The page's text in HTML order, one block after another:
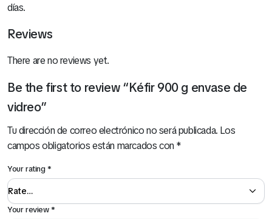
días.
Reviews
There are no reviews yet.
Be the first to review “Kéfir 900 g envase de
vidreo”
Tu dirección de correo electrónico no será publicada. Los
campos obligatorios están marcados con*
Your rating*
Your review*